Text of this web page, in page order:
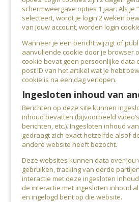
schermweergave opties 1 jaar. Als je
selecteert, wordt je login 2 weken
van jouw account, worden login
Wanneer je een bericht wijzigt of
aanvullende cookie door je browser
cookie bevat geen persoonlijke data
post ID van het artikel wat je hebt
cookie is na een dag verlopen.
Ingesloten inhoud van
Berichten op deze site kunnen
inhoud bevatten (bijvoorbeeld
berichten, etc.). Ingesloten inhoud
gedraagt zich exact hetzelfde alsof
andere website heeft bezocht.
Deze websites kunnen data over jou
gebruiken, tracking van derde
interactie met deze ingesloten
de interactie met ingesloten inhoud
en ingelogd bent op die website.